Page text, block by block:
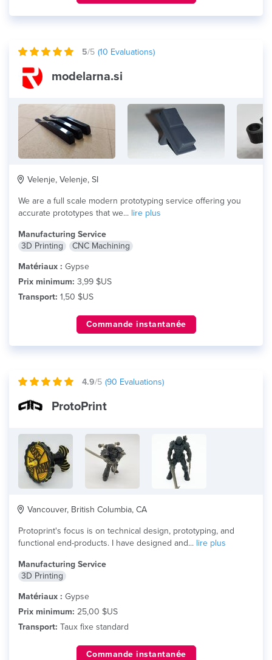
5/5 (10 Evaluations)
modelarna.si
Velenje, Velenje, SI
We are a full scale modern prototyping service offering you
accurate prototypes that we... lire plus
Manufacturing Service
3D Printing
CNC Machining
Matériaux : Gypse
Prix minimum: 3,99 $US
Transport: 1,50 $US
Commande instantanée
4.9/5 (90 Evaluations)
ProtoPrint
Vancouver, British Columbia, CA
Protoprint's focus is on technical design, prototyping, and
functional end-products. I have designed and... lire plus
Manufacturing Service
3D Printing
Matériaux : Gypse
Prix minimum: 25,00 $US
Transport: Taux fixe standard
Commande instantanée